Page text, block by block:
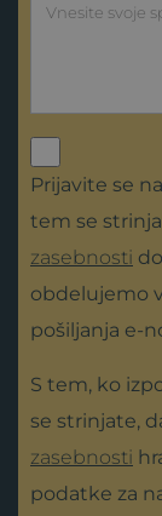
Prijavite se
tem se
zasebnosti
obdelujemo
pošiljanja e-
S tem, ko
se strinjate,
zasebnosti
podatke za